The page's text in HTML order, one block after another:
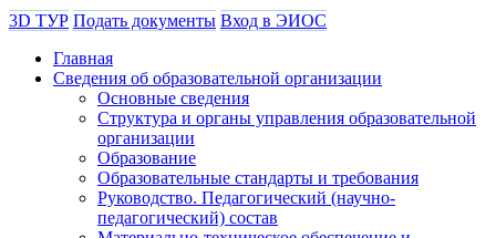
3D ТУР Подать документы Вход в ЭИОС
Главная
Сведения об образовательной организации
Основные сведения
Структура и органы управления образовательной
организации
Образование
Образовательные стандарты и требования
Руководство. Педагогический (научно-
педагогический) состав